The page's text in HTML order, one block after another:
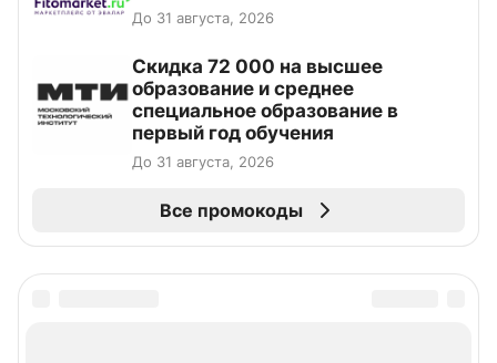
До 31 августа, 2026
Скидка 72 000 на высшее
образование и среднее
специальное образование в
первый год обучения
До 31 августа, 2026
Все промокоды